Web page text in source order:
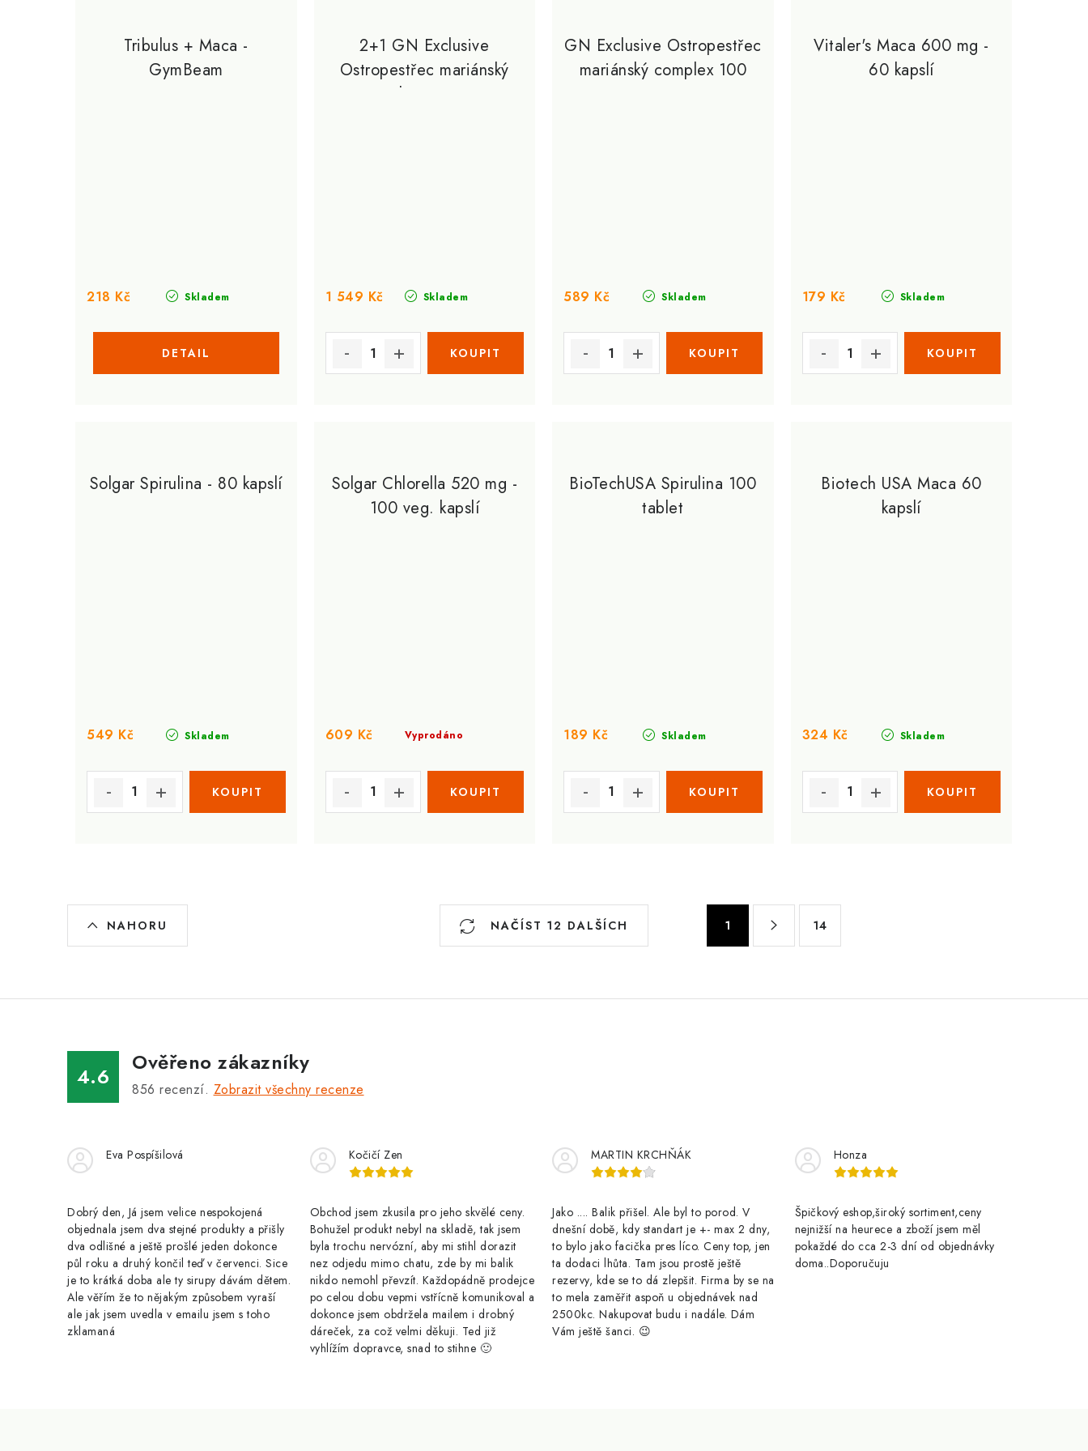
Tribulus + Maca -
GymBeam
Skladem
218 Kč
2+1 GN Exclusive
Ostropestřec mariánský
complex 300 cps.
Skladem
1 549 Kč
GN Exclusive Ostropestřec
mariánský complex 100
Skladem
589 Kč
Vitaler's Maca 600 mg -
60 kapslí
Skladem
179 Kč
Solgar Spirulina - 80 kapslí
Skladem
549 Kč
Solgar Chlorella 520 mg -
100 veg. kapslí
Vyprodáno
609 Kč
BioTechUSA Spirulina 100
tablet
Skladem
189 Kč
Biotech USA Maca 60
kapslí
Skladem
324 Kč
O
v
á
a
c
í
r
v
k
y
v
ý
p
i
NAČÍST 12 DALŠÍCH
S
n
1 14
NAHORU
4.6
Ověřeno zákazníky
856 recenzí. Zobrazit všechny recenze
Eva Pospíšilová
Dobrý den, Já jsem velice nespokojená
objednala jsem dva stejné produkty a přišly
dva odlišné a ještě prošlé jeden dokonce
půl roku a druhý končil teď v červenci. Sice
je to krátká doba ale ty sirupy dávám dětem.
Ale věřím že to nějakým způsobem vyraší
ale jak jsem uvedla v emailu jsem s toho
zklamaná
Kočičí Zen
Obchod jsem zkusila pro jeho skvělé ceny.
Bohužel produkt nebyl na skladě, tak jsem
byla trochu nervózní, aby mi stihl dorazit
nez odjedu mimo chatu, zde by mi balik
nikdo nemohl převzít. Každopádně prodejce
po celou dobu vepmi vstřícně komunikoval a
dokonce jsem obdržela mailem i drobný
dáreček, za což velmi děkuji. Ted již
vyhlížím dopravce, snad to stihne 🙂
MARTIN KRCHŇÁK
Jako .... Balik přišel. Ale byl to porod. V
dnešní době, kdy standart je +- max 2 dny,
to bylo jako facička pres líco. Ceny top, jen
ta dodaci lhůta. Tam jsou prostě ještě
rezervy, kde se to dá zlepšit. Firma by se na
to mela zaměřit aspoň u objednávek nad
2500kc. Nakupovat budu i nadále. Dám
Vám ještě šanci. 😉
Honza
Špičkový eshop,široký sortiment,ceny
nejnižší na heurece a zboží jsem měl
pokaždé do cca 2-3 dní od objednávky
doma..Doporučuju